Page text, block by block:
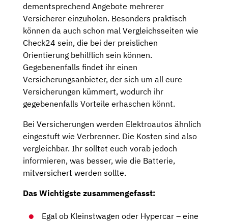
dementsprechend Angebote mehrerer
Versicherer einzuholen. Besonders praktisch
können da auch schon mal Vergleichsseiten wie
Check24 sein, die bei der preislichen
Orientierung behilflich sein können.
Gegebenenfalls findet ihr einen
Versicherungsanbieter, der sich um all eure
Versicherungen kümmert, wodurch ihr
gegebenenfalls Vorteile erhaschen könnt.
Bei Versicherungen werden Elektroautos ähnlich
eingestuft wie Verbrenner. Die Kosten sind also
vergleichbar. Ihr solltet euch vorab jedoch
informieren, was besser, wie die Batterie,
mitversichert werden sollte.
Das Wichtigste zusammengefasst:
Egal ob Kleinstwagen oder Hypercar – eine